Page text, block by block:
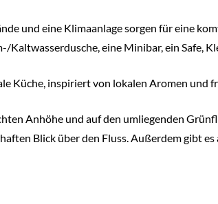
und eine Klimaanlage sorgen für eine
Kaltwasserdusche, eine Minibar, ein Safe,
Küche, inspiriert von lokalen Aromen und
Anhöhe und auf den umliegenden
Blick über den Fluss. Außerdem gibt